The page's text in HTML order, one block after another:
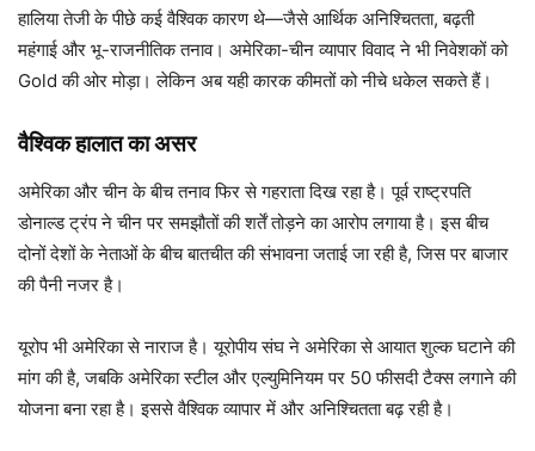
हालिया तेजी के पीछे कई वैश्विक कारण थे—जैसे आर्थिक अनिश्चितता, बढ़ती
महंगाई और भू-राजनीतिक तनाव। अमेरिका-चीन व्यापार विवाद ने भी निवेशकों को
Gold की ओर मोड़ा। लेकिन अब यही कारक कीमतों को नीचे धकेल सकते हैं।
वैश्विक हालात का असर
अमेरिका और चीन के बीच तनाव फिर से गहराता दिख रहा है। पूर्व राष्ट्रपति
डोनाल्ड ट्रंप ने चीन पर समझौतों की शर्तें तोड़ने का आरोप लगाया है। इस बीच
दोनों देशों के नेताओं के बीच बातचीत की संभावना जताई जा रही है, जिस पर बाजार
की पैनी नजर है।
यूरोप भी अमेरिका से नाराज है। यूरोपीय संघ ने अमेरिका से आयात शुल्क घटाने की
मांग की है, जबकि अमेरिका स्टील और एल्युमिनियम पर 50 फीसदी टैक्स लगाने की
योजना बना रहा है। इससे वैश्विक व्यापार में और अनिश्चितता बढ़ रही है।